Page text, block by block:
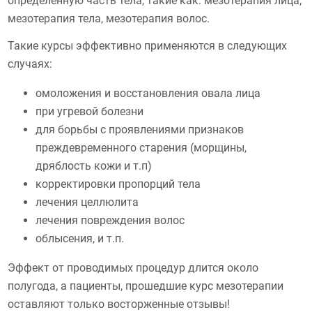
мезотерапия тела, мезотерапия волос.
Такие курсы эффективно применяются в следующих
случаях:
омоложения и восстановления овала лица
при угревой болезни
для борьбы с проявлениями признаков
преждевременного старения (морщины,
дряблость кожи и т.п)
корректировки пропорций тела
лечения целлюлита
лечения повреждения волос
облысения, и т.п.
Эффект от проводимых процедур длится около
полугода, а пациенты, прошедшие курс мезотерапии
оставляют только восторженные отзывы!